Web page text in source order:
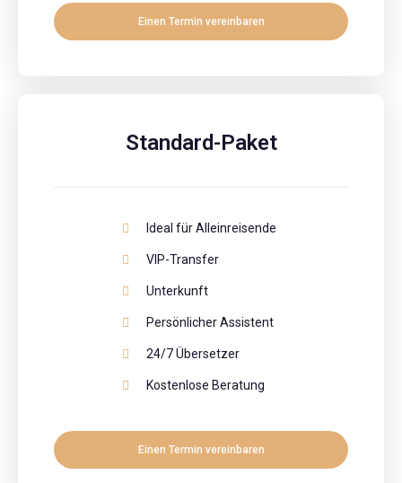
Einen Termin vereinbaren
Standard-Paket
Ideal für Alleinreisende
VIP-Transfer
Unterkunft
Persönlicher Assistent
24/7 Übersetzer
Kostenlose Beratung
Einen Termin vereinbaren